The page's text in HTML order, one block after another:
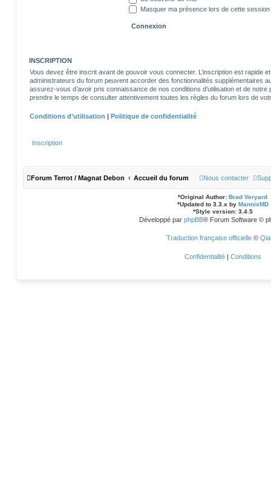
Masquer ma présence lors de cette session
INSCRIPTION
Vous devez être inscrit avant de pouvoir vous connecter. L’inscription est rapide
administrateurs du forum peuvent accorder des fonctionnalités supplémentaires
assurez-vous d’avoir pris connaissance de nos conditions d’utilisation et de notre
prendre le temps de consulter attentivement toutes les règles du forum lors de
Conditions d’utilisation | Politique de confidentialité
Inscription
Forum Terrot / Magnat Debon Accueil du forum Nous contacter
*Original Author: Brad Veryard
*Updated to 3.3.x by MannixMD
*Style version: 3.4.5
Développé par phpBB® Forum Software ©
Traduction française officielle©
Confidentialité | Conditions